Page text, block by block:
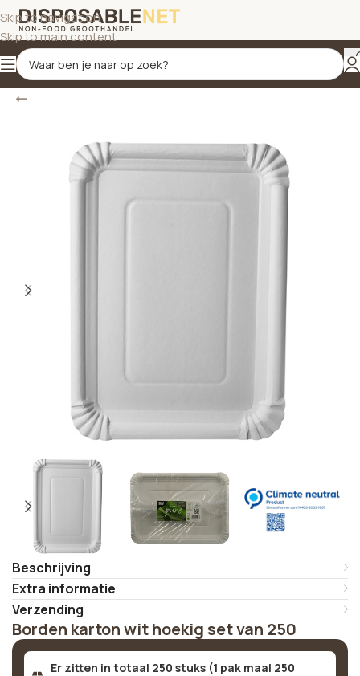
Skip to navigation
Skip to main content
Terug Home/Borden & schalen/Borden
Beschrijving
Extra informatie
Verzending
Borden karton wit hoekig set van 250
Er zitten in totaal 250 stuks (1 pak maal 250